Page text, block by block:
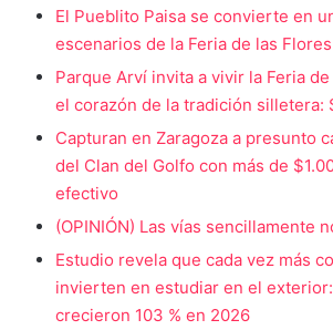
El Pueblito Paisa se convierte en
escenarios de la Feria de las Flores
Parque Arví invita a vivir la Feria
el corazón de la tradición silletera:
Capturan en Zaragoza a presunto
del Clan del Golfo con más de
efectivo
(OPINIÓN) Las vías sencillamente
Estudio revela que cada vez más
invierten en estudiar en el
crecieron 103 % en 2026